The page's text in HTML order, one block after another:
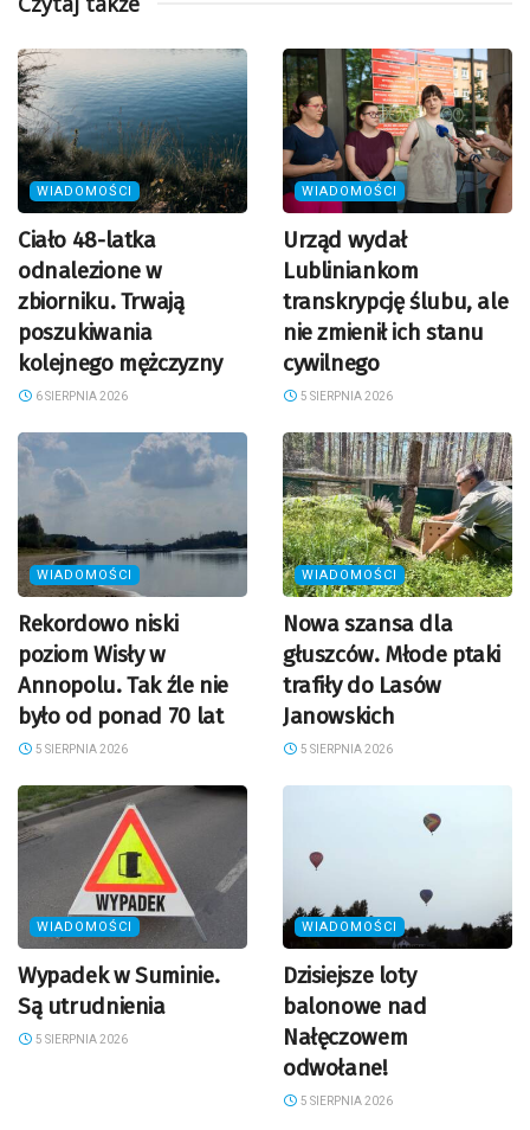
WIADOMOŚCI
Ciało 48-latka
odnalezione w
zbiorniku. Trwają
poszukiwania
kolejnego mężczyzny
6 SIERPNIA 2026
WIADOMOŚCI
Urząd wydał
Lubliniankom
transkrypcję ślubu, ale
nie zmienił ich stanu
cywilnego
5 SIERPNIA 2026
WIADOMOŚCI
Rekordowo niski
poziom Wisły w
Annopolu. Tak źle nie
było od ponad 70 lat
5 SIERPNIA 2026
WIADOMOŚCI
Nowa szansa dla
głuszców. Młode ptaki
trafiły do Lasów
Janowskich
5 SIERPNIA 2026
WIADOMOŚCI
Wypadek w Suminie.
Są utrudnienia
5 SIERPNIA 2026
WIADOMOŚCI
Dzisiejsze loty
balonowe nad
Nałęczowem
odwołane!
5 SIERPNIA 2026